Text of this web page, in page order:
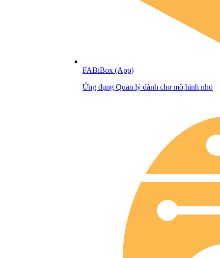
FABiBox (App)
Ứng dụng Quản lý dành cho mô hình nhỏ